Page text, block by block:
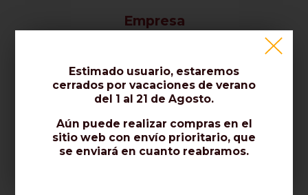
Empresa
Certificados / Normas / Calidad
Opiniones Sobre Nosotros
Venta
Estimado usuario, estaremos
cerrados por vacaciones de verano
del 1 al 21 de Agosto.
Aún puede realizar compras en el
sitio web con envío prioritario, que
se enviará en cuanto reabramos.